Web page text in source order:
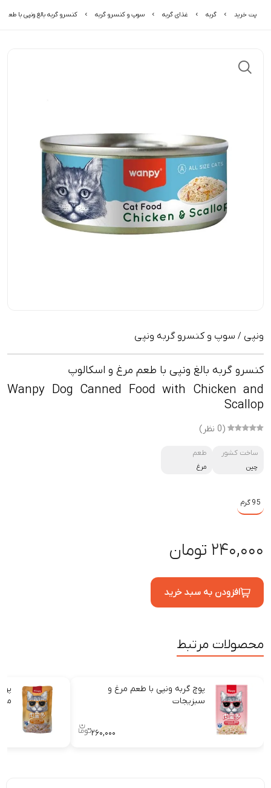
پت خرید گربه غذای گربه سوپ و کنسرو گربه کنسرو گربه بالغ ونپی با طعم
ونپی / سوپ و کنسرو گربه ونپی
کنسرو گربه بالغ ونپی با طعم مرغ و اسکالوپ
Wanpy Dog Canned Food with Chicken and
Scallop
(0 نظر)
ساخت کشور
چین
طعم
مرغ
95 گرم
۲۴۰,۰۰۰ تومان
افزودن به سبد خرید
محصولات مرتبط
پوچ گربه ونپی با طعم مرغ و
سبزیجات
۲۶۰,۰۰۰